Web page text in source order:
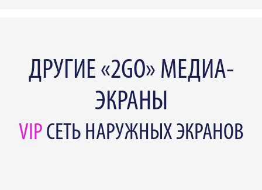
ДРУГИЕ «2GO» МЕДИА-
ЭКРАНЫ
VIP СЕТЬ НАРУЖНЫХ ЭКРАНОВ